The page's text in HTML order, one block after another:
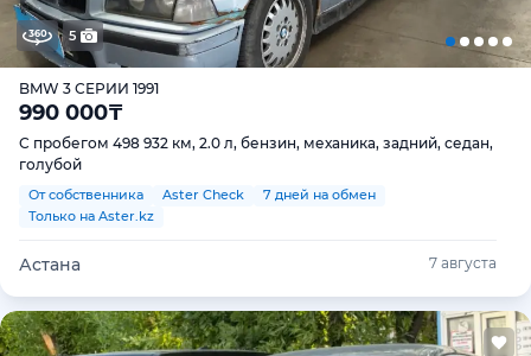
5
BMW 3 СЕРИИ 1991
990 000₸
С пробегом 498 932 км, 2.0 л, бензин, механика, задний, седан,
голубой
От собственника Aster Check
7 дней на обмен
Только на Aster.kz
Астана 7 августа